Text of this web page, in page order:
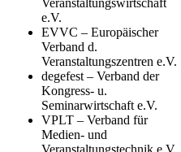
Veranstaltungswirtschaft
e.V.
EVVC – Europäischer
Verband d.
Veranstaltungszentren e.V.
degefest – Verband der
Kongress- u.
Seminarwirtschaft e.V.
VPLT – Verband für
Medien- und